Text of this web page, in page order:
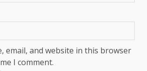
email, and website in this browser
I comment.